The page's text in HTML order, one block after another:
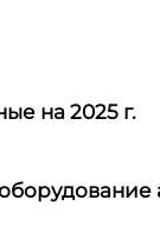
на 2025 г.